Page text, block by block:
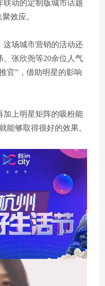
联动的定制版城市话题
效应。
这场城市营销的活动还
张欣尧等20余位人气
官”，借助明星的影响
加上明星矩阵的吸粉能
能够取得很好的效果。